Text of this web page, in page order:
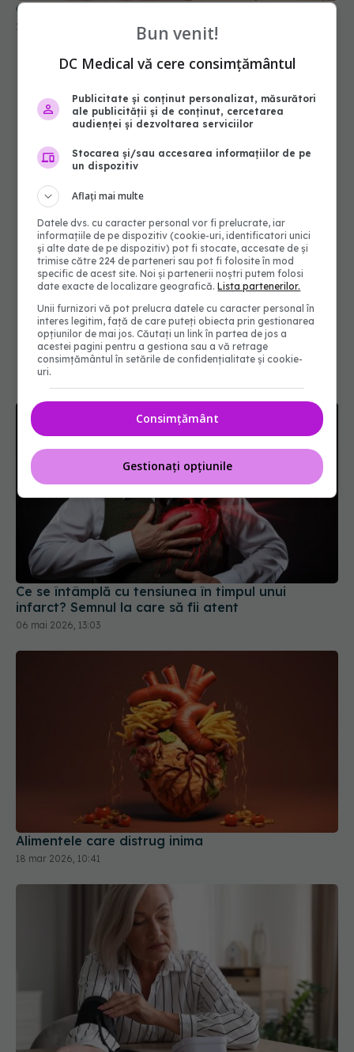
Ce se întâmplă cu tensiunea în timpul unui
infarct? Semnul la care să fii atent
06 mai 2026, 13:03
Alimentele care distrug inima
Tensiunea diastolică scăzută la femeile vârstnice,
mortală. Medicii trag un semnal de alarmă
25 ian 2026, 11:46
Bun venit!
DC Medical vă cere consimțământul
Publicitate și conținut personalizat, măsurători
ale publicității și de conținut, cercetarea
audienței și dezvoltarea serviciilor
Stocarea și/sau accesarea informațiilor de pe
un dispozitiv
Aflați mai multe
Datele dvs. cu caracter personal vor fi prelucrate, iar
informațiile de pe dispozitiv (cookie-uri, identificatori unici
și alte date de pe dispozitiv) pot fi stocate, accesate de și
trimise către 224 de parteneri sau pot fi folosite în mod
specific de acest site. Noi și partenerii noștri putem folosi
date exacte de localizare geografică.Lista partenerilor.
Unii furnizori vă pot prelucra datele cu caracter personal în
interes legitim, față de care puteți obiecta prin gestionarea
opțiunilor de mai jos. Căutați un link în partea de jos a
acestei pagini pentru a gestiona sau a vă retrage
consimțământul în setările de confidențialitate și cookie-
uri.
Consimțământ
Gestionați opțiunile